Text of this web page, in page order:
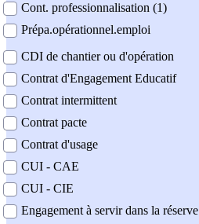
Cont. professionnalisation (1)
Prépa.opérationnel.emploi
CDI de chantier ou d'opération
Contrat d'Engagement Educatif
Contrat intermittent
Contrat pacte
Contrat d'usage
CUI - CAE
CUI - CIE
Engagement à servir dans la réserve